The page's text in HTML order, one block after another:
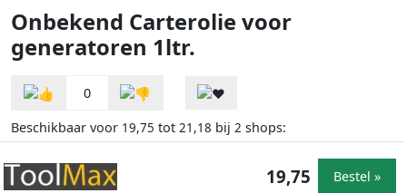
Onbekend Carterolie voor
generatoren 1ltr.
0
Beschikbaar voor 19,75 tot 21,18 bij 2 shops:
19,75 Bestel »